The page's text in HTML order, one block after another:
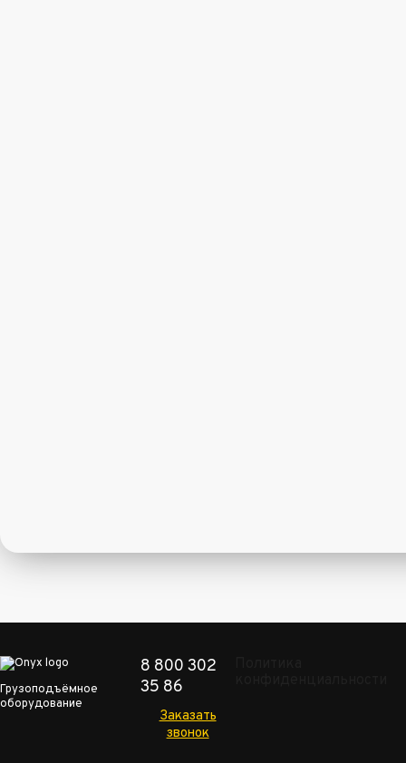
Грузоподъёмное
оборудование
8 800 302
35 86
Заказать
звонок